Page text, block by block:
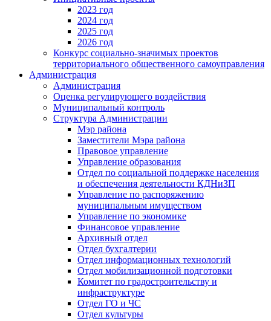
2023 год
2024 год
2025 год
2026 год
Конкурс социально-значимых проектов
территориального общественного самоуправления
Администрация
Администрация
Оценка регулирующего воздействия
Муниципальный контроль
Структура Администрации
Мэр района
Заместители Мэра района
Правовое управление
Управление образования
Отдел по социальной поддержке населения
и обеспечения деятельности КДНиЗП
Управление по распоряжению
муниципальным имуществом
Управление по экономике
Финансовое управление
Архивный отдел
Отдел бухгалтерии
Отдел информационных технологий
Отдел мобилизационной подготовки
Комитет по градостроительству и
инфраструктуре
Отдел ГО и ЧС
Отдел культуры